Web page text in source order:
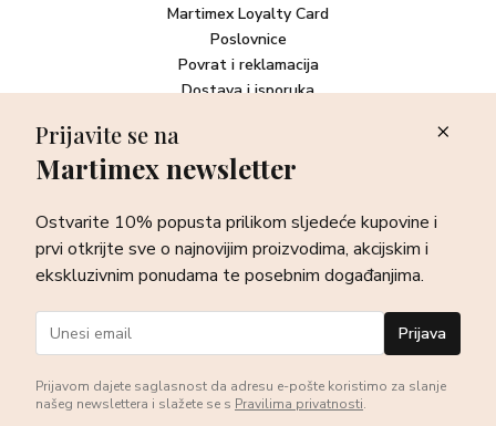
Martimex Loyalty Card
Poslovnice
Povrat i reklamacija
Dostava i isporuka
Newsletter
sve o najnovijim proizvodima, akcijskim i ekskluzivnim
ponudama te posebnim događanjima.
Prijava
©Martimex 2026
Prijavite se na
Martimex newsletter
Ostvarite 10% popusta prilikom sljedeće kupovine i
prvi otkrijte sve o najnovijim proizvodima, akcijskim i
ekskluzivnim ponudama te posebnim događanjima.
Prijava
Prijavom dajete saglasnost da adresu e-pošte koristimo za slanje
našeg newslettera i slažete se s Pravilima privatnosti.